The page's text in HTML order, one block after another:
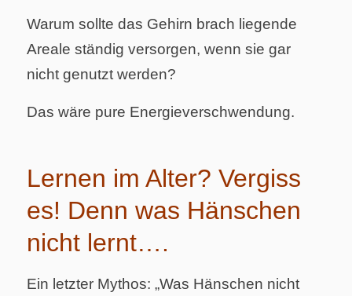
Warum sollte das Gehirn brach liegende
Areale ständig versorgen, wenn sie gar
nicht genutzt werden?
Das wäre pure Energieverschwendung.
Lernen im Alter? Vergiss
es! Denn was Hänschen
nicht lernt….
Ein letzter Mythos: „Was Hänschen nicht